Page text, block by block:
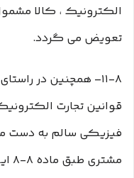
تعویض می گردد.
۱۱-۸– همچنین در
قوانین تجارت
فیزیکی سالم به دست